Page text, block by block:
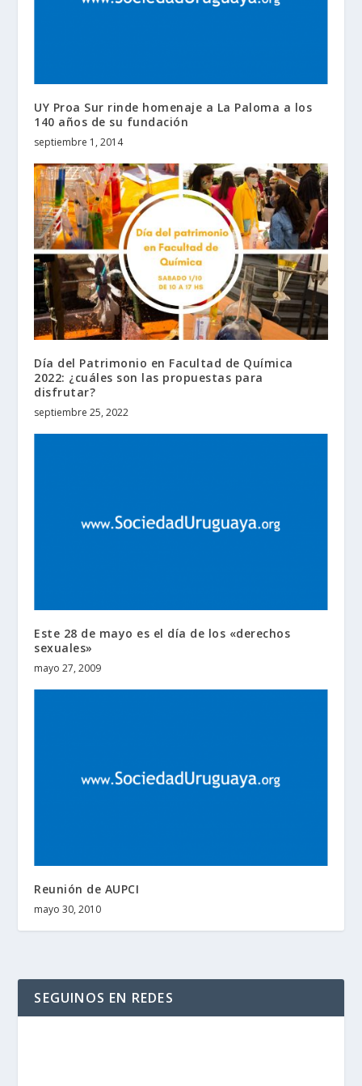
UY Proa Sur rinde homenaje a La Paloma a los
140 años de su fundación
septiembre 1, 2014
Día del Patrimonio en Facultad de Química
2022: ¿cuáles son las propuestas para
disfrutar?
septiembre 25, 2022
Este 28 de mayo es el día de los «derechos
sexuales»
mayo 27, 2009
Reunión de AUPCI
mayo 30, 2010
SEGUINOS EN REDES